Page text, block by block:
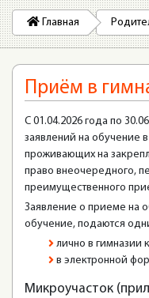
Главная
Приём в
С 01.04.2026 года по
заявлений на обучение
проживающих на
право внеочередного,
преимущественного
Заявление о приеме на
обучение, подаются
лично в гимназии
в электронной
Микроучасток